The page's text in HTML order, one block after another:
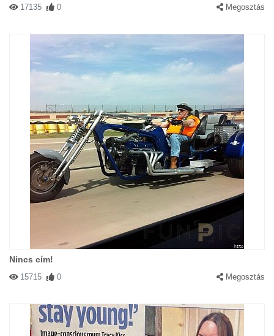
17135 0 Megosztás
Nincs cím!
15715 0 Megosztás